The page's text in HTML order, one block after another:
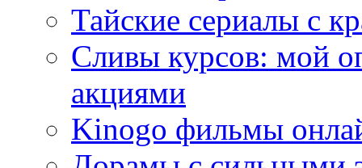
Тайские сериалы с
Сливы курсов: мой
акциями
Kinogo фильмы